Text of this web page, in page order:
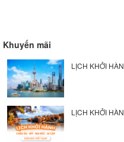
Khuyến mãi
LỊCH KHỞI
LỊCH KHỞI